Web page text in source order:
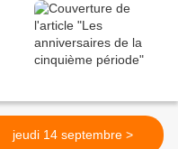
jeudi 14 septembre >